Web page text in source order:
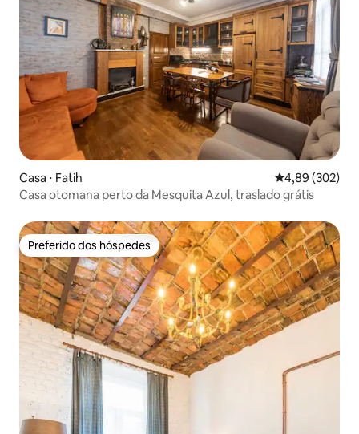
Casa ⋅ Fatih 4,89 de uma
4,89 (302)
Casa otomana perto da Mesquita Azul, traslado grátis
Preferido dos hóspedes
Preferido dos hóspedes